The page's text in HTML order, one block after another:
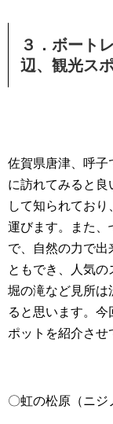
３．ボート
辺、観光ス
佐賀県唐津、呼子
に訪れてみると良
して知られてお
運びます。また、
で、自然の力で出
ともでき、人気
堀の滝など見所は
ると思います。
ポットを紹介させ
〇虹の松原（ニジ